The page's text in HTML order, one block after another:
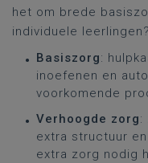
het om brede
individuele leerlingen?
Basiszorg:
inoefenen en
voorkomende
Verhoogde zorg:
extra structuur
extra zorg nodig